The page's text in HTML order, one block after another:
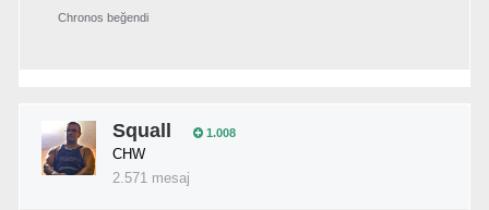
Chronos beğendi
Squall 1.008
CHW
2.571 mesaj